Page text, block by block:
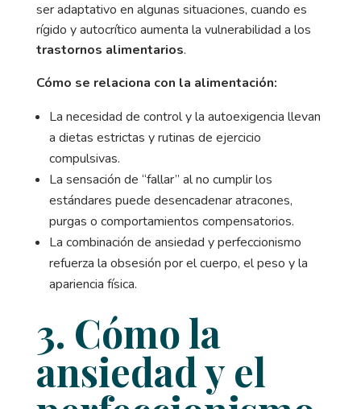
ser adaptativo en algunas situaciones, cuando es
rígido y autocrítico aumenta la vulnerabilidad a los
trastornos alimentarios.
Cómo se relaciona con la alimentación:
La necesidad de control y la autoexigencia llevan
a dietas estrictas y rutinas de ejercicio
compulsivas.
La sensación de “fallar” al no cumplir los
estándares puede desencadenar atracones,
purgas o comportamientos compensatorios.
La combinación de ansiedad y perfeccionismo
refuerza la obsesión por el cuerpo, el peso y la
apariencia física.
3. Cómo la
ansiedad y el